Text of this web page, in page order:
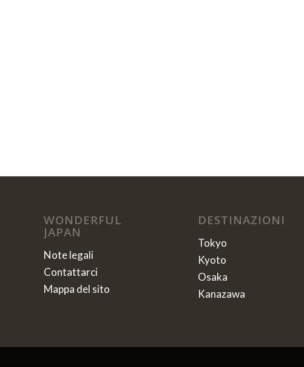
WONDERFUL
JAPAN
Note legali
Contattarci
Mappa del sito
DESTINAZIONI
Tokyo
Kyoto
Osaka
Kanazawa